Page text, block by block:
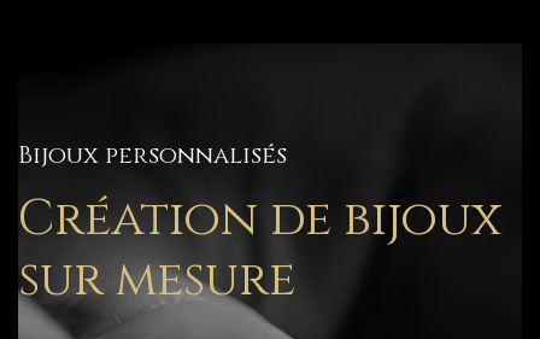
Bijoux personnalisés
Création de bijoux
sur mesure